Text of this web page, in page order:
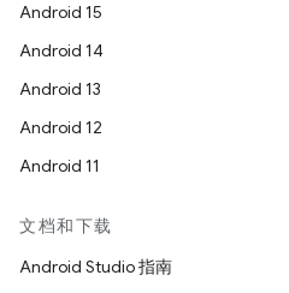
Android 15
Android 14
Android 13
Android 12
Android 11
文档和下载
Android Studio 指南